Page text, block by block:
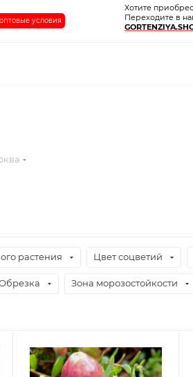
условия
Хотите
Переходите в
растения Цвет соцветий
Зона морозостойкости